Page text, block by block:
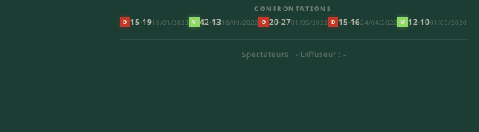
CONFRONTATIONS
D 15-1915/01/2023 V 42-1318/09/2022 D 20-2701/05/2022 D 15-1624/04/2022 V 12-1001/03/2020
Spectateurs : -·Diffuseur : -